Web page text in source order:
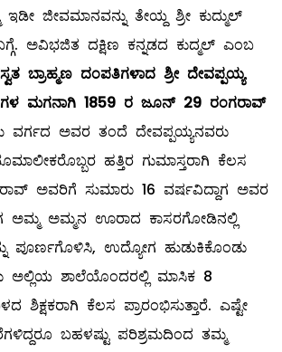
ಇಡೀ ಜೀವಮಾನವನ್ನು ತೇಯ್ದ ಶ್ರೀ ಕುದ್ಮುಲ್
ಅವಿಭಜಿತ ದಕ್ಷಿಣ ಕನ್ನಡದ ಕುದ್ಮಲ್ ಎಂಬ
ಬ್ರಾಹ್ಮಣ ದಂಪತಿಗಳಾದ ಶ್ರೀ ದೇವಪ್ಪಯ್ಯ
ಮಗನಾಗಿ 1859 ರ ಜೂನ್ 29 ರಂಗರಾವ್
ವರ್ಗದ ಅವರ ತಂದೆ ದೇವಪ್ಪಯ್ಯನವರು
ಹತ್ತಿರ ಗುಮಾಸ್ತರಾಗಿ ಕೆಲಸ
ಅವರಿಗೆ ಸುಮಾರು 16 ವರ್ಷವಿದ್ದಾಗ ಅವರ
ಅಮ್ಮ ಅಮ್ಮನ ಊರಾದ ಕಾಸರಗೋಡಿನಲ್ಲಿ
ಪೂರ್ಣಗೊಳಿಸಿ, ಉದ್ಯೋಗ ಹುಡುಕಿಕೊಂಡು
ಅಲ್ಲಿಯ ಶಾಲೆಯೊಂದರಲ್ಲಿ ಮಾಸಿಕ 8
ಕೆಲಸ ಪ್ರಾರಂಭಿಸುತ್ತಾರೆ. ಎಷ್ಟೇ
ಬಹಳಷ್ಟು ಪರಿಶ್ರಮದಿಂದ ತಮ್ಮ